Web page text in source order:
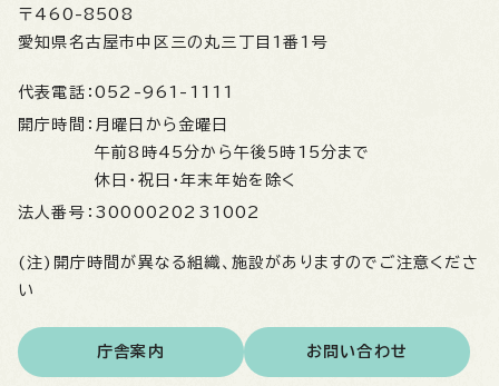
〒460-8508
愛知県名古屋市中区三の丸三丁目1番1号
代表電話： 052-961-1111
開庁時間： 月曜日から金曜日
午前8時45分から午後5時15分まで
休日・祝日・年末年始を除く
法人番号： 3000020231002
(注)開庁時間が異なる組織、施設がありますのでご注意くださ
い
庁舎案内 お問い合わせ